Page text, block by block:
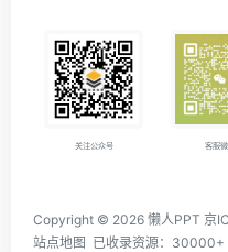
关注公众号 客服
Copyright © 2026 懒人PPT 京
站点地图 已收录资源：30000+